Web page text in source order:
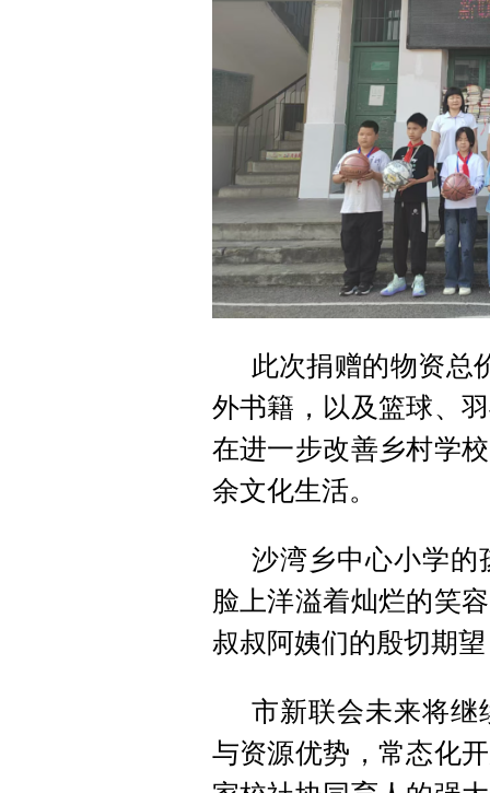
此次捐赠的物资总
外书籍，以及篮球、
在进一步改善乡村学
余文化生活。
沙湾乡中心小学的
脸上洋溢着灿烂的笑
叔叔阿姨们的殷切期
市新联会未来将继
与资源优势，常态化